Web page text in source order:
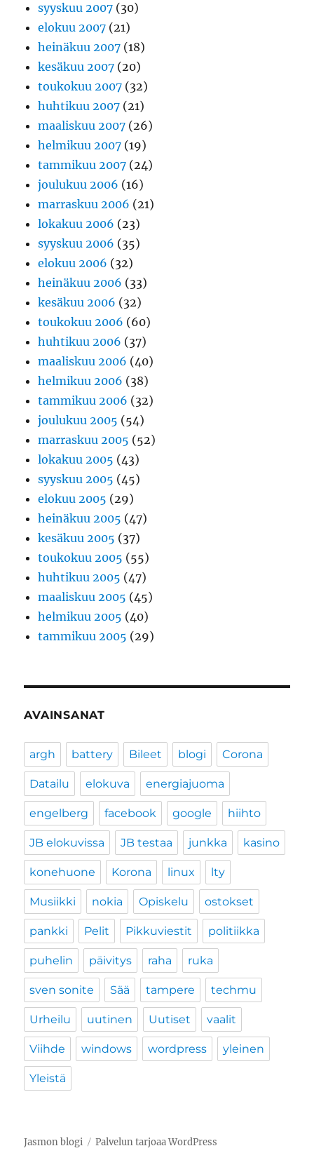
syyskuu 2007 (30)
elokuu 2007 (21)
heinäkuu 2007 (18)
kesäkuu 2007 (20)
toukokuu 2007 (32)
huhtikuu 2007 (21)
maaliskuu 2007 (26)
helmikuu 2007 (19)
tammikuu 2007 (24)
joulukuu 2006 (16)
marraskuu 2006 (21)
lokakuu 2006 (23)
syyskuu 2006 (35)
elokuu 2006 (32)
heinäkuu 2006 (33)
kesäkuu 2006 (32)
toukokuu 2006 (60)
huhtikuu 2006 (37)
maaliskuu 2006 (40)
helmikuu 2006 (38)
tammikuu 2006 (32)
joulukuu 2005 (54)
marraskuu 2005 (52)
lokakuu 2005 (43)
syyskuu 2005 (45)
elokuu 2005 (29)
heinäkuu 2005 (47)
kesäkuu 2005 (37)
toukokuu 2005 (55)
huhtikuu 2005 (47)
maaliskuu 2005 (45)
helmikuu 2005 (40)
tammikuu 2005 (29)
AVAINSANAT
argh battery Bileet blogi Corona
Datailu elokuva energiajuoma
engelberg facebook google hiihto
JB elokuvissa JB testaa junkka kasino
konehuone Korona linux lty
Musiikki nokia Opiskelu ostokset
pankki Pelit Pikkuviestit politiikka
puhelin päivitys raha ruka
sven sonite Sää tampere techmu
Urheilu uutinen Uutiset vaalit
Viihde windows wordpress yleinen
Yleistä
Jasmon blogi Palvelun tarjoaa WordPress